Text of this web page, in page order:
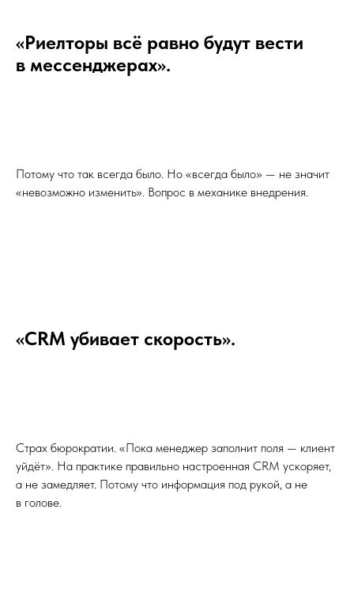
«Риелторы всё равно будут вести
в мессенджерах».
Потому что так всегда было. Но «всегда было» — не значит
«невозможно изменить». Вопрос в механике внедрения.
«CRM убивает скорость».
Страх бюрократии. «Пока менеджер заполнит поля — клиент
уйдёт». На практике правильно настроенная CRM ускоряет,
а не замедляет. Потому что информация под рукой, а не
в голове.